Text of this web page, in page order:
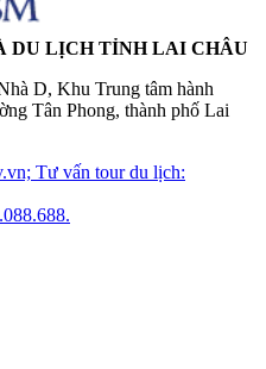
DU LỊCH TỈNH LAI CHÂU
D, Khu Trung tâm hành
Tân Phong, thành phố Lai
Tư vấn tour du lịch: